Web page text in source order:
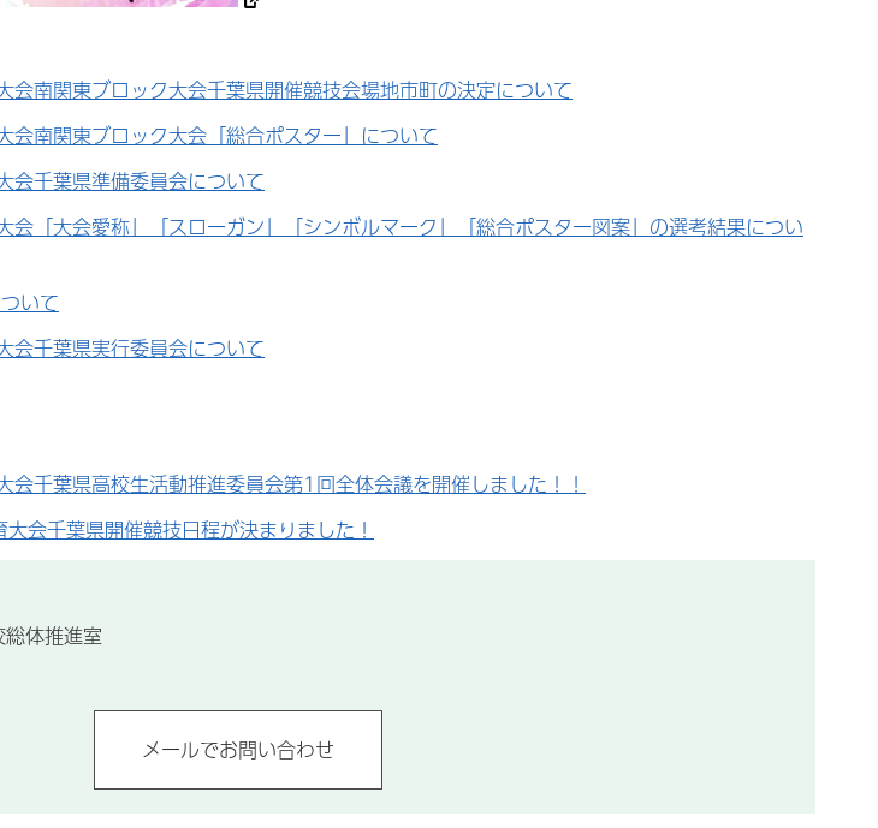
会南関東ブロック大会千葉県開催競技会場地市町の決定について
会南関東ブロック大会「総合ポスター」について
会千葉県準備委員会について
会「大会愛称」「スローガン」「シンボルマーク」「総合ポスター図案」の選考結果につい
いて
会千葉県実行委員会について
会千葉県高校生活動推進委員会第1回全体会議を開催しました！！
会千葉県開催競技日程が決まりました！
総体推進室